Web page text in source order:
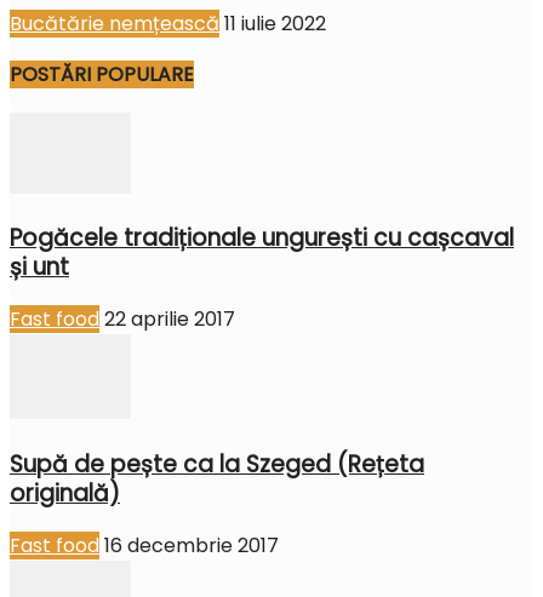
Bucătărie nemțească 11 iulie 2022
POSTĂRI POPULARE
Pogăcele tradiționale ungurești cu cașcaval
și unt
Fast food22 aprilie 2017
Supă de pește ca la Szeged (Rețeta
originală)
Fast food16 decembrie 2017